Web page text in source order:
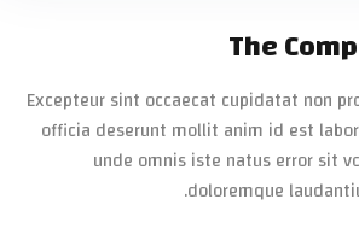
The
Excepteur sint occaecat cupidatat non
officia deserunt mollit anim id est
unde omnis iste natus error sit
doloremque